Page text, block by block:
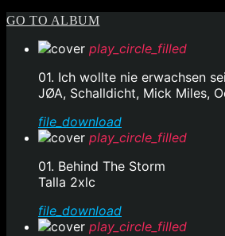
GO TO ALBUM
play_circle_filled
01. Ich wollte nie erwachsen
JØA, Schalldicht, Mick Miles,
file_download
play_circle_filled
01. Behind The Storm
Talla 2xlc
file_download
play_circle_filled